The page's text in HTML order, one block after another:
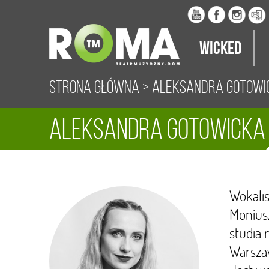
Wicked
Strona główna > Aleksandra
Aleksandra Gotowicka
studia